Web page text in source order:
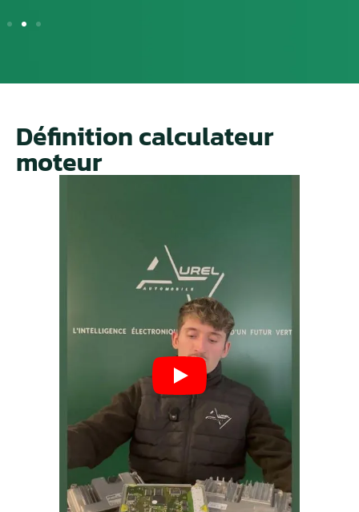
Définition calculateur
moteur